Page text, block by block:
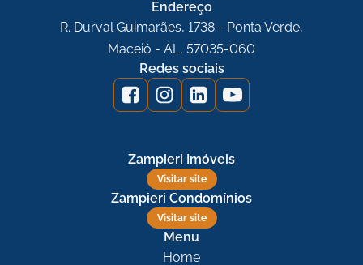
Zampieri Imóveis
Visitar site
Zampieri Condomínios
Home
Sobre
Empreendimentos
Blogs